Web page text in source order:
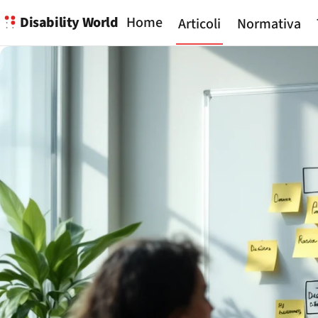
Disability World Home Articoli Normativa